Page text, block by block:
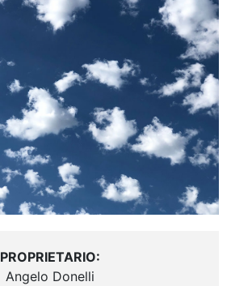
PROPRIETARIO:
Angelo Donelli